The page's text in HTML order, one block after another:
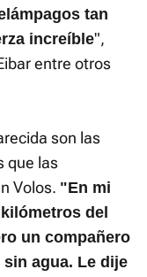
tan
increíble",
entre otros
son las
que las
Volos. "En mi
del
un compañero
agua. Le dije